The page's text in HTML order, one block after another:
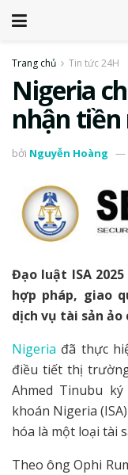
Trang chủ Tin tức 24H
Nigeria
nhận tiền
bởi Nguyễn Hoàng
Đạo luật ISA
hợp pháp, giao
dịch vụ tài sản ảo
Nigeria đã thực
điều tiết thị
Ahmed Tinubu
khoán Nigeria
hóa là một loại tài
Theo ông Ophi